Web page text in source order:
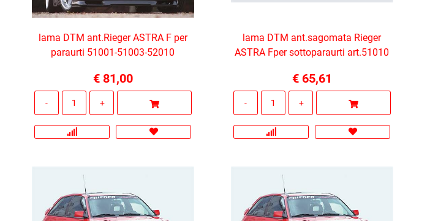
lama DTM ant.Rieger ASTRA F per
paraurti 51001-51003-52010
€ 81,00
lama DTM ant.sagomata Rieger
ASTRA Fper sottoparaurti art.51010
€ 65,61